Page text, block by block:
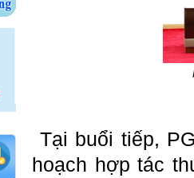
Tại buổi tiếp,
hoạch hợp tác